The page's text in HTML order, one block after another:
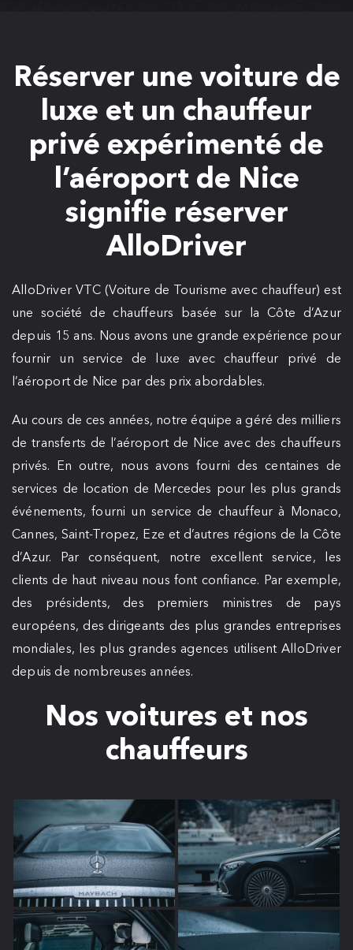
Réserver une voiture de
luxe et un chauffeur
privé expérimenté de
l’aéroport de Nice
signifie réserver
AlloDriver
AlloDriver VTC (Voiture de Tourisme avec chauffeur) est
une société de chauffeurs basée sur la Côte d’Azur
depuis 15 ans. Nous avons une grande expérience pour
fournir un service de luxe avec chauffeur privé de
l’aéroport de Nice par des prix abordables.
Au cours de ces années, notre équipe a géré des milliers
de transferts de l’aéroport de Nice avec des chauffeurs
privés. En outre, nous avons fourni des centaines de
services de location de Mercedes pour les plus grands
événements, fourni un service de chauffeur à Monaco,
Cannes, Saint-Tropez, Eze et d’autres régions de la Côte
d’Azur. Par conséquent, notre excellent service, les
clients de haut niveau nous font confiance. Par exemple,
des présidents, des premiers ministres de pays
européens, des dirigeants des plus grandes entreprises
mondiales, les plus grandes agences utilisent AlloDriver
depuis de nombreuses années.
Nos voitures et nos
chauffeurs